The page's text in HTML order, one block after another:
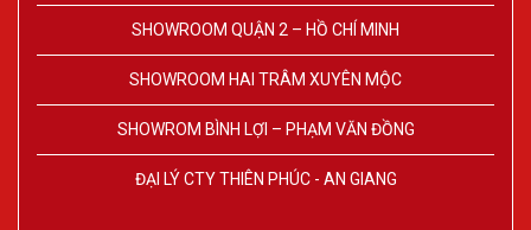
SHOWROOM QUẬN 2 – HỒ CHÍ MINH
SHOWROOM HAI TRÂM XUYÊN MỘC
SHOWROM BÌNH LỢI – PHẠM VĂN ĐỒNG
ĐẠI LÝ CTY THIÊN PHÚC - AN GIANG